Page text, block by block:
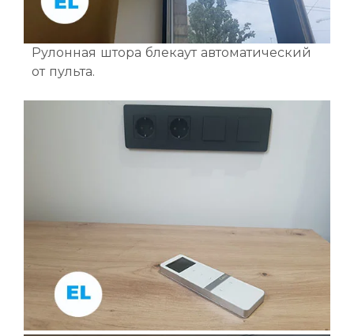
Рулонная штора блекаут автоматический
от пульта.